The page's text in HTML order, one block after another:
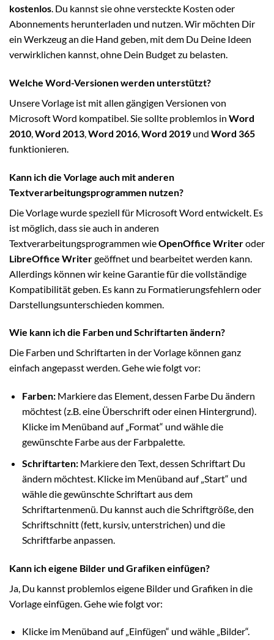
kostenlos. Du kannst sie ohne versteckte Kosten oder
Abonnements herunterladen und nutzen. Wir möchten Dir
ein Werkzeug an die Hand geben, mit dem Du Deine Ideen
verwirklichen kannst, ohne Dein Budget zu belasten.
Welche Word-Versionen werden unterstützt?
Unsere Vorlage ist mit allen gängigen Versionen von
Microsoft Word kompatibel. Sie sollte problemlos in Word
2010,Word 2013,Word 2016,Word 2019 und Word 365
funktionieren.
Kann ich die Vorlage auch mit anderen
Textverarbeitungsprogrammen nutzen?
Die Vorlage wurde speziell für Microsoft Word entwickelt. Es
ist möglich, dass sie auch in anderen
Textverarbeitungsprogrammen wieOpenOffice Writeroder
LibreOffice Writergeöffnet und bearbeitet werden kann.
Allerdings können wir keine Garantie für die vollständige
Kompatibilität geben. Es kann zu Formatierungsfehlern oder
Darstellungsunterschieden kommen.
Wie kann ich die Farben und Schriftarten ändern?
Die Farben und Schriftarten in der Vorlage können ganz
einfach angepasst werden. Gehe wie folgt vor:
Farben:Markiere das Element, dessen Farbe Du ändern
möchtest (z.B. eine Überschrift oder einen Hintergrund).
Klicke im Menüband auf „Format“ und wähle die
gewünschte Farbe aus der Farbpalette.
Schriftarten:Markiere den Text, dessen Schriftart Du
ändern möchtest. Klicke im Menüband auf „Start“ und
wähle die gewünschte Schriftart aus dem
Schriftartenmenü. Du kannst auch die Schriftgröße, den
Schriftschnitt (fett, kursiv, unterstrichen) und die
Schriftfarbe anpassen.
Kann ich eigene Bilder und Grafiken einfügen?
Ja, Du kannst problemlos eigene Bilder und Grafiken in die
Vorlage einfügen. Gehe wie folgt vor:
Klicke im Menüband auf „Einfügen“ und wähle „Bilder“.